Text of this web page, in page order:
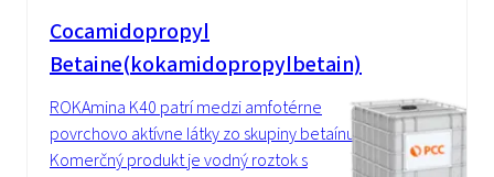
Cocamidopropyl
Betaine(kokamidopropylbetain)
ROKAmina K40 patrí medzi amfotérne
povrchovo aktívne látky zo skupiny betaínu.
Komerčný produkt je vodný roztok s